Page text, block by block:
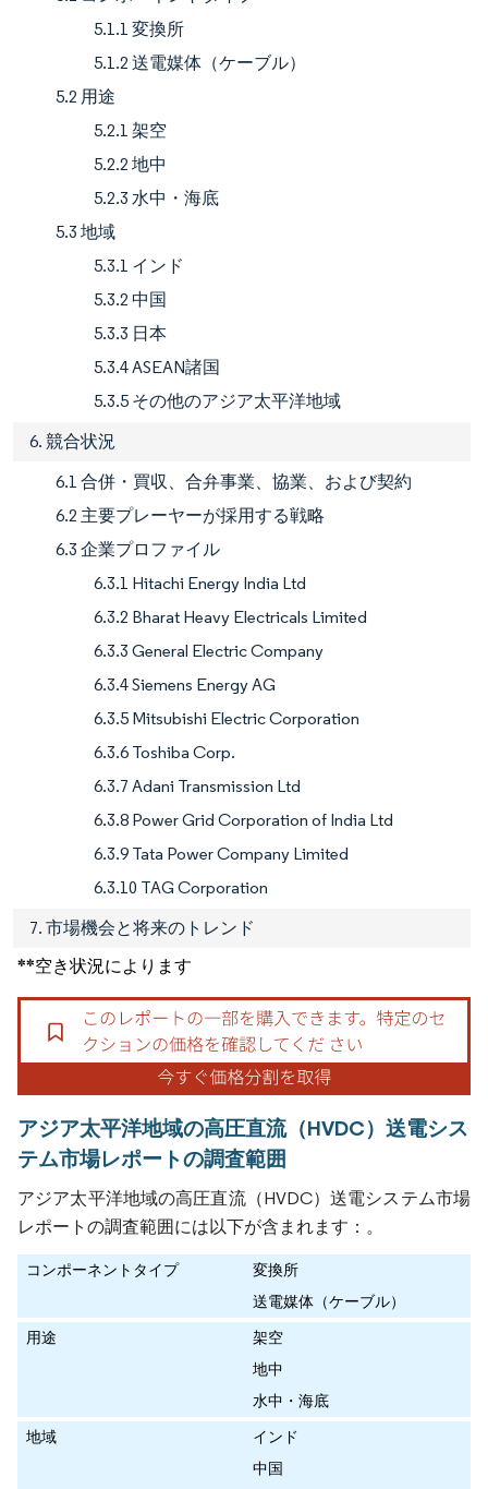
5.1.1 変換所
5.1.2 送電媒体（ケーブル）
5.2 用途
5.2.1 架空
5.2.2 地中
5.2.3 水中・海底
5.3 地域
5.3.1 インド
5.3.2 中国
5.3.3 日本
5.3.4 ASEAN諸国
5.3.5 その他のアジア太平洋地域
6. 競合状況
6.1 合併・買収、合弁事業、協業、および契約
6.2 主要プレーヤーが採用する戦略
6.3 企業プロファイル
6.3.1 Hitachi Energy India Ltd
6.3.2 Bharat Heavy Electricals Limited
6.3.3 General Electric Company
6.3.4 Siemens Energy AG
6.3.5 Mitsubishi Electric Corporation
6.3.6 Toshiba Corp.
6.3.7 Adani Transmission Ltd
6.3.8 Power Grid Corporation of India Ltd
6.3.9 Tata Power Company Limited
6.3.10 TAG Corporation
7. 市場機会と将来のトレンド
**空き状況によります
アジア太平洋地域の高圧直流（HVDC）送電シス
テム市場レポートの調査範囲
アジア太平洋地域の高圧直流（HVDC）送電システム市場
レポートの調査範囲には以下が含まれます：。
コンポーネントタイプ
変換所
送電媒体（ケーブル）
用途
架空
地中
水中・海底
地域
インド
中国